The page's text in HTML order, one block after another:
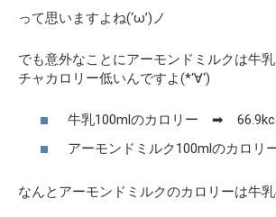
って思いますよね(‘ω’)ノ
でも意外なことにアーモンドミルクは牛
チャカロリー低いんですよ(*‘∀‘)
牛乳100mlのカロリー ➡
アーモンドミルク100mlのカロ
なんとアーモンドミルクのカロリーは牛